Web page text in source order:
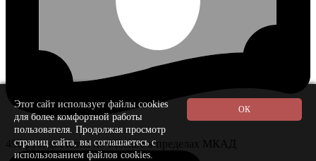
490 руб. доставка по Москве в пределах МКАД
Этот сайт использует файлы cookies
для более комфортной работы
пользователя. Продолжая просмотр
страниц сайта, вы соглашаетесь с
использованием файлов cookies.